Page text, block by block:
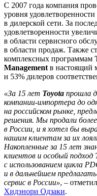
С 2007 года компания
уровня
в дилерской сети. За
удовлетворенности
в области сервисного
в области продаж. Также
комплексных программам
Management в настоящий
и 53% дилеров
«За 15 лет Toyota прошла
компании-импортера до
на российском рынке,
решения. Мы продали
в России, и я хотел бы
нашим клиентам за их
Накопленные за 15 лет
клиентов и особый подход
с использованием цикла
и в дальнейшем
сервис в России», –
Хидэнори Одзаки.